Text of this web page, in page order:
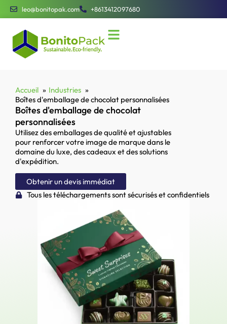
leo@bonitopak.com +8613412097680
Accueil
Industries
Boîtes d'emballage de chocolat personnalisées
Boîtes d'emballage de chocolat
personnalisées
Utilisez des emballages de qualité et ajustables
pour renforcer votre image de marque dans le
domaine du luxe, des cadeaux et des solutions
d'expédition.
Obtenir un devis immédiat
Tous les téléchargements sont sécurisés et confidentiels